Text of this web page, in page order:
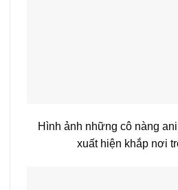
Hình ảnh những cô nàng
xuất hiện khắp nơi